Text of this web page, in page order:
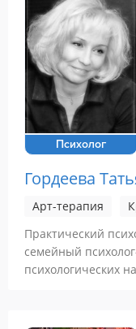
Психолог
Гордеева
Арт-терапия
Практический
семейный
психологических